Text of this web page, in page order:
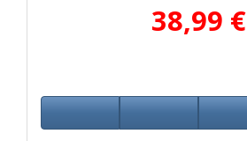
38,99 €